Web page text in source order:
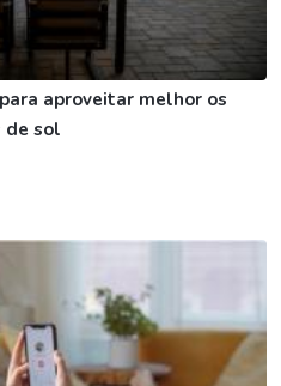
aproveitar melhor os
de sol